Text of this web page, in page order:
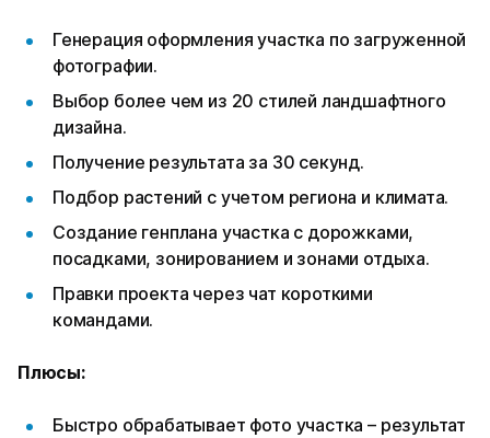
Генерация оформления участка по загруженной
фотографии.
Выбор более чем из 20 стилей ландшафтного
дизайна.
Получение результата за 30 секунд.
Подбор растений с учетом региона и климата.
Создание генплана участка с дорожками,
посадками, зонированием и зонами отдыха.
Правки проекта через чат короткими
командами.
Плюсы:
Быстро обрабатывает фото участка – результат